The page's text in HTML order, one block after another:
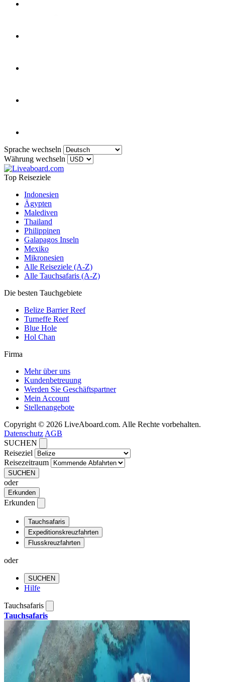
Sprache wechseln
Währung wechseln
Top Reiseziele
Indonesien
Ägypten
Malediven
Thailand
Philippinen
Galapagos Inseln
Mexiko
Mikronesien
Alle Reiseziele (A-Z)
Alle Tauchsafaris (A-Z)
Die besten Tauchgebiete
Belize Barrier Reef
Turneffe Reef
Blue Hole
Hol Chan
Firma
Mehr über uns
Kundenbetreuung
Werden Sie Geschäftspartner
Mein Account
Stellenangebote
Copyright © 2026 LiveAboard.com. Alle Rechte vorbehalten.
Datenschutz AGB
SUCHEN
Reiseziel
Reisezeitraum
SUCHEN
oder
Erkunden
Erkunden
Tauchsafaris
Expeditionskreuzfahrten
Flusskreuzfahrten
oder
SUCHEN
Hilfe
Tauchsafaris
Tauchsafaris